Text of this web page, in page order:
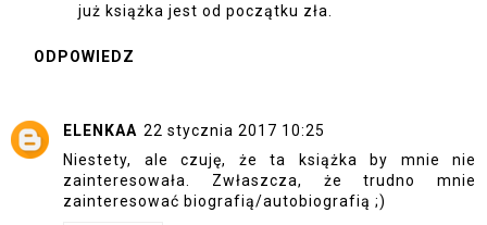
już książka jest od początku zła.
ODPOWIEDZ
ELENKAA 22 stycznia 2017 10:25
Niestety, ale czuję, że ta książka by mnie nie
zainteresowała. Zwłaszcza, że trudno mnie
zainteresować biografią/autobiografią ;)